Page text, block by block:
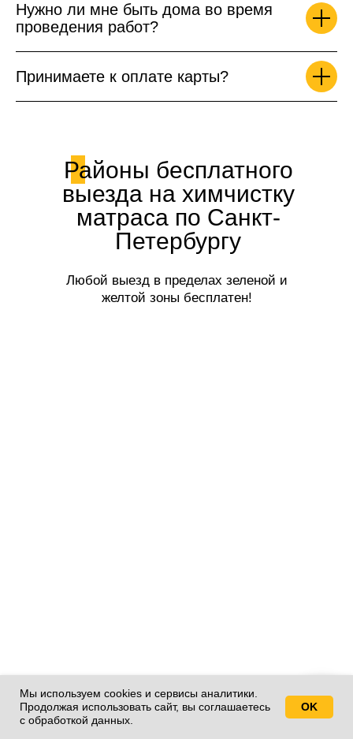
Свяжитесь с нами!
Мы используем cookies и сервисы аналитики.
Продолжая использовать сайт, вы соглашаетесь
с обработкой данных.
OK
Нужно ли мне быть дома во время
проведения работ?
Принимаете к оплате карты?
Районы бесплатного
выезда на химчистку
матраса по Санкт-
Петербургу
Любой выезд в пределах зеленой и
желтой зоны бесплатен!